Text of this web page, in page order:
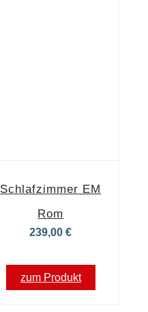
Schlafzimmer EM
Rom
239,00€
zum Produkt